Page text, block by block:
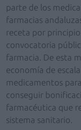
parte de los
farmacias
receta por
convocatoria
farmacia. De esta
economía de
medicamentos
conseguir
farmacéutica que
sistema sanitario.